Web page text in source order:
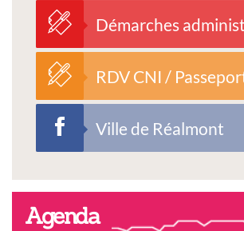
Démarches
RDV CNI /
Ville de Réalmont
Agenda